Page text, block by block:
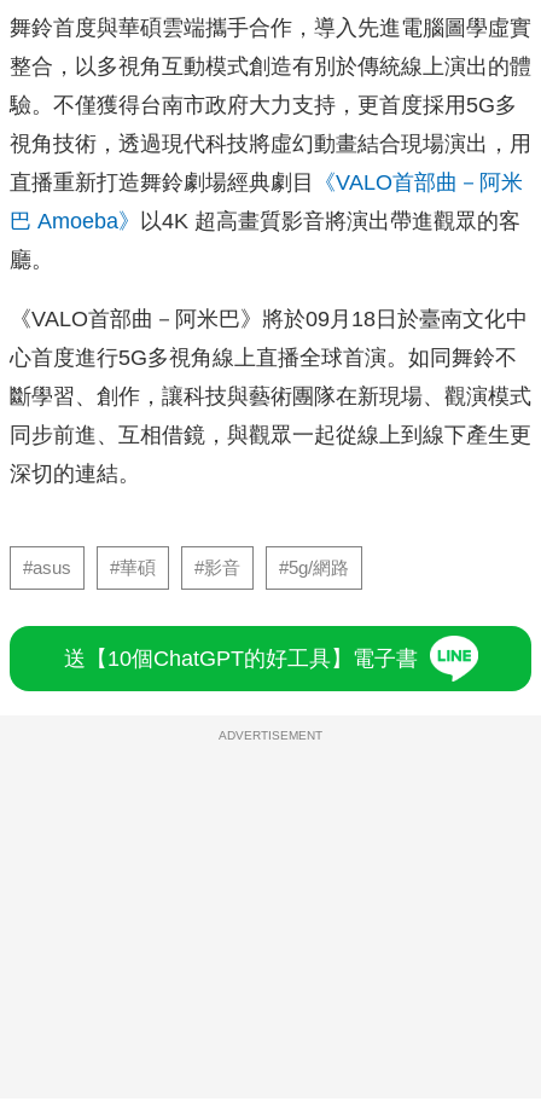
舞鈴首度與華碩雲端攜手合作，導入先進電腦圖學虛實
整合，以多視角互動模式創造有別於傳統線上演出的體
驗。不僅獲得台南市政府大力支持，更首度採用5G多
視角技術，透過現代科技將虛幻動畫結合現場演出，用
直播重新打造舞鈴劇場經典劇目
《VALO首部曲－阿米
巴 Amoeba》
以4K 超高畫質影音將演出帶進觀眾的客
廳。
《VALO首部曲－阿米巴》將於09月18日於臺南文化中
心首度進行5G多視角線上直播全球首演。如同舞鈴不
斷學習、創作，讓科技與藝術團隊在新現場、觀演模式
同步前進、互相借鏡，與觀眾一起從線上到線下產生更
深切的連結。
#asus #華碩 #影音 #5g/網路
送【10個ChatGPT的好工具】電子書
ADVERTISEMENT